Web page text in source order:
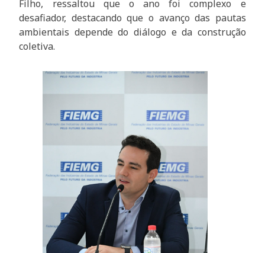
Filho, ressaltou que o ano foi complexo e
desafiador, destacando que o avanço das pautas
ambientais depende do diálogo e da construção
coletiva.